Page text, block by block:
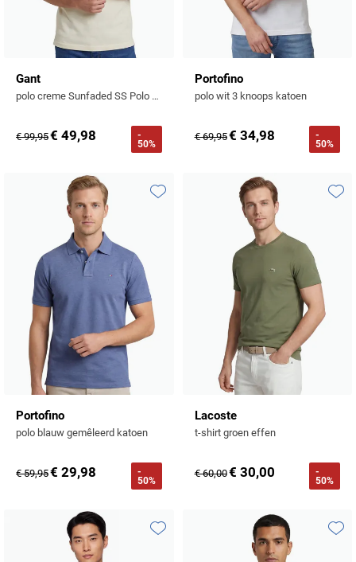
Alle Merken
Gant
polo creme Sunfaded SS Polo effen 3 knoops
€ 99,95€ 49,98
-
50%
Portofino
polo wit 3 knoops katoen
€ 69,95€ 34,98
-
50%
Portofino
polo blauw gemêleerd katoen
€ 59,95€ 29,98
-
50%
Toevoegen aan favorieten
Lacoste
t-shirt groen effen
€ 60,00€ 30,00
-
50%
Toevoegen aan favorieten